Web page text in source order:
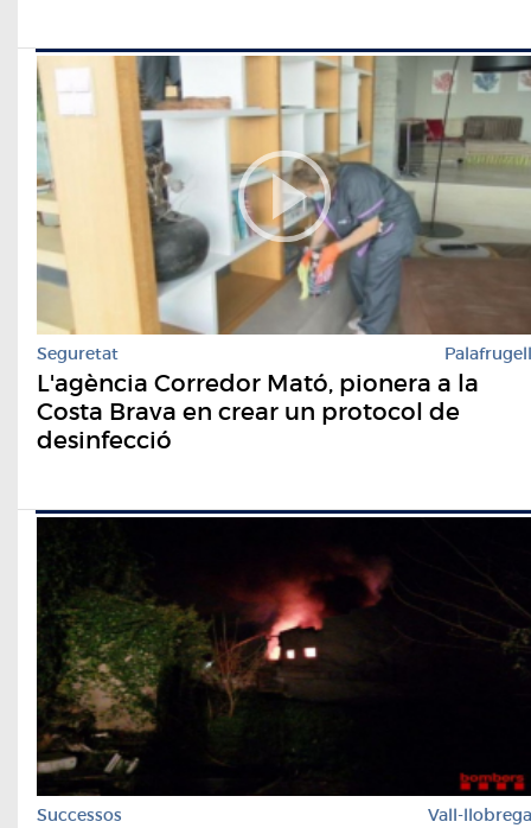
Seguretat Palafrugell
L'agència Corredor Mató, pionera a la
Costa Brava en crear un protocol de
desinfecció
Successos Vall-llobrega